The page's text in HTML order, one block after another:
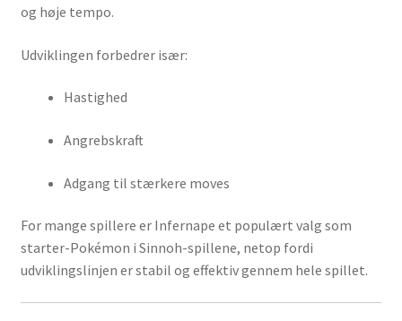
og høje tempo.
Udviklingen forbedrer især:
Hastighed
Angrebskraft
Adgang til stærkere moves
For mange spillere er Infernape et populært valg som
starter-Pokémon i Sinnoh-spillene, netop fordi
udviklingslinjen er stabil og effektiv gennem hele spillet.